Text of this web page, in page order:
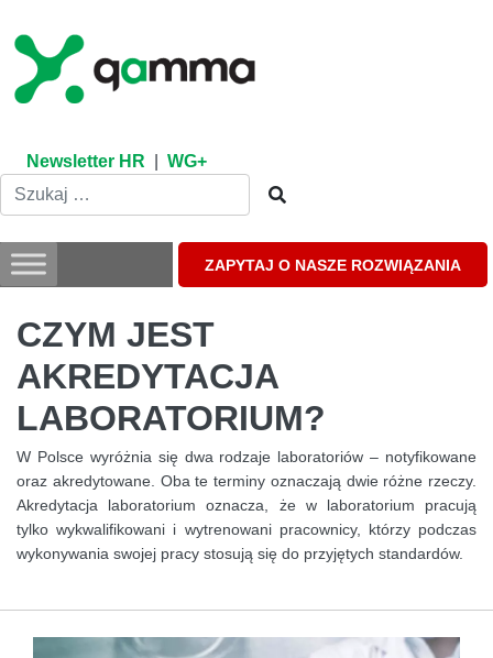
content
Newsletter HR WG+
ZAPYTAJ O NASZE ROZWIĄZANIA
CZYM JEST
AKREDYTACJA
LABORATORIUM?
W Polsce wyróżnia się dwa rodzaje laboratoriów – notyfikowane
oraz akredytowane. Oba te terminy oznaczają dwie różne rzeczy.
Akredytacja laboratorium oznacza, że w laboratorium pracują
tylko wykwalifikowani i wytrenowani pracownicy, którzy podczas
wykonywania swojej pracy stosują się do przyjętych standardów.